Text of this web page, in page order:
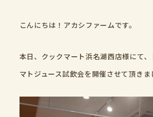
こんにちは！アカシファームです。
本日、クックマート浜名湖西店様にて、
マトジュース試飲会を開催させて頂きま